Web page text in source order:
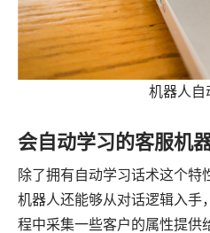
机器人自
会自动学习的客服机
除了拥有自动学习话术这个特
机器人还能够从对话逻辑入手
程中采集一些客户的属性提供